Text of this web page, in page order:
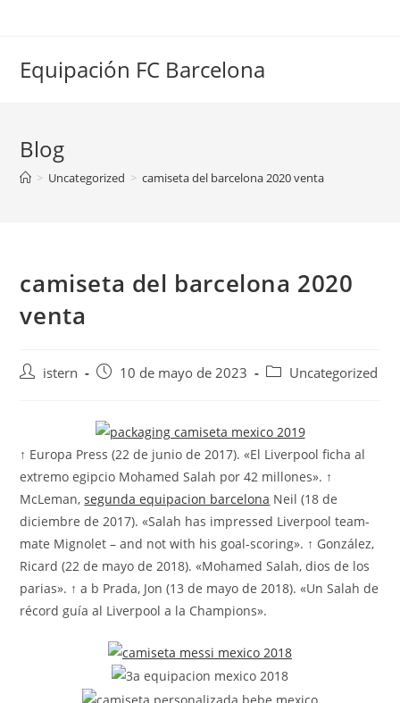
Equipación FC Barcelona
Blog
> Uncategorized > camiseta del barcelona 2020 venta
camiseta del barcelona 2020
venta
Autoristern
Publicación
entrada:
10 de mayo de 2023
Categoría
entrada:
Uncategorized
↑ Europa Press (22 de junio de 2017). «El Liverpool ficha al
extremo egipcio Mohamed Salah por 42 millones». ↑
McLeman,segunda equipacion barcelona Neil (18 de
diciembre de 2017). «Salah has impressed Liverpool team-
mate Mignolet – and not with his goal-scoring». ↑ González,
Ricard (22 de mayo de 2018). «Mohamed Salah, dios de los
parias». ↑ a b Prada, Jon (13 de mayo de 2018). «Un Salah de
récord guía al Liverpool a la Champions».